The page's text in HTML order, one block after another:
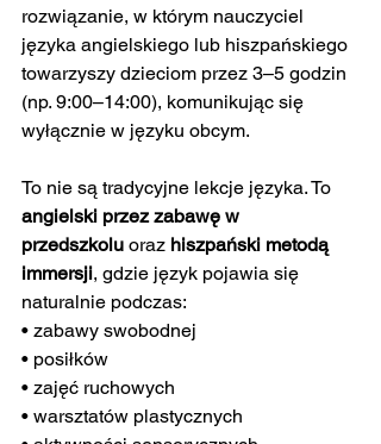
rozwiązanie, w którym nauczyciel
języka angielskiego lub hiszpańskiego
towarzyszy dzieciom przez 3–5 godzin
(np. 9:00–14:00), komunikując się
wyłącznie w języku obcym.
To nie są tradycyjne lekcje języka. To
angielski przez zabawę w
przedszkolu oraz hiszpański metodą
immersji, gdzie język pojawia się
naturalnie podczas:
• zabawy swobodnej
• posiłków
• zajęć ruchowych
• warsztatów plastycznych